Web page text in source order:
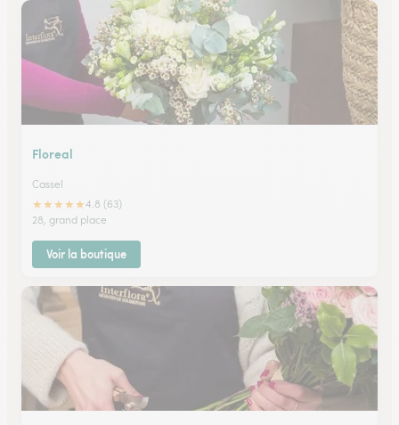
Floreal
Cassel
★★★★★4.8 (63)
28, grand place
Voir la boutique